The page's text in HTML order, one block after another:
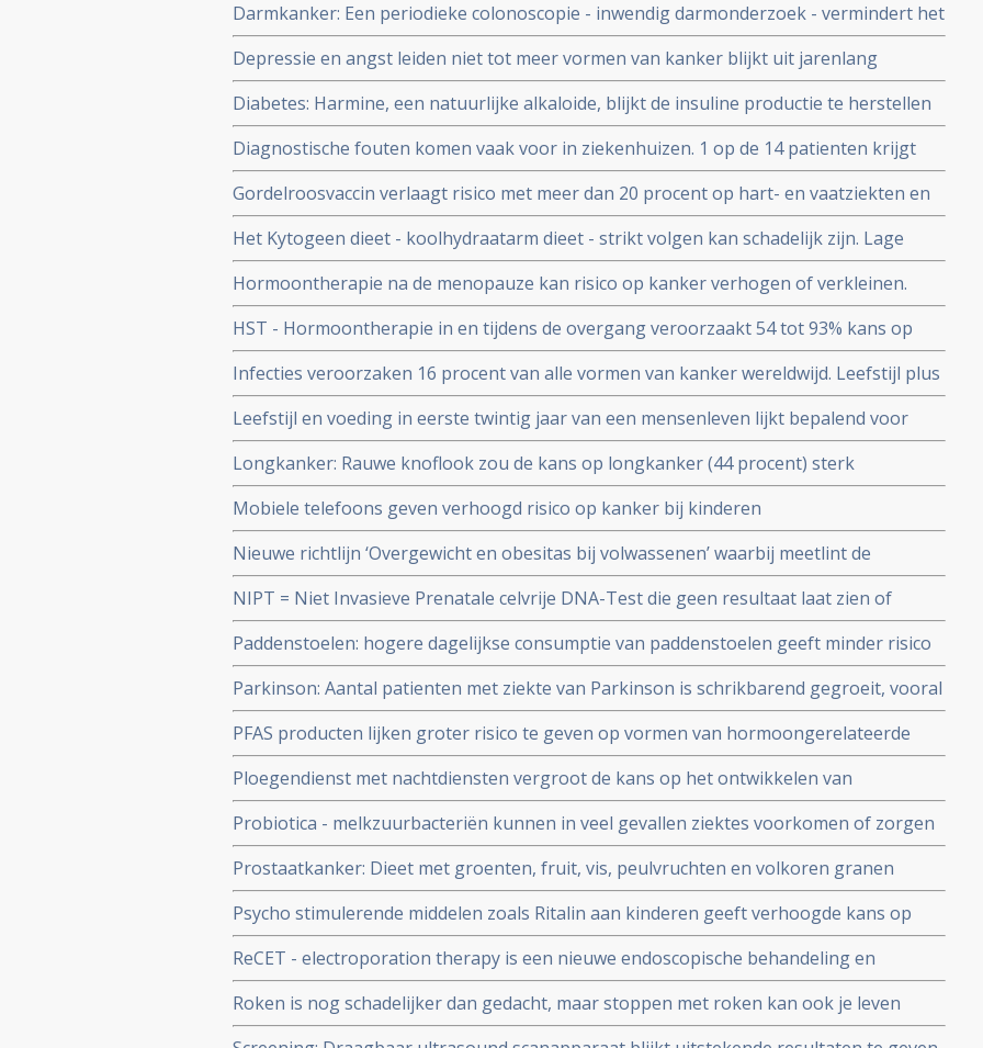
Darmkanker: Een periodieke colonoscopie - inwendig darmonderzoek - vermindert het
risico op darmkanker stadium IIB of hoger met 70%.
Depressie en angst leiden niet tot meer vormen van kanker blijkt uit jarenlang
internationaal onderzoek
Diabetes: Harmine, een natuurlijke alkaloide, blijkt de insuline productie te herstellen
bij diabetes patienten en lijkt uitstekende behandeling om diabetes 1 en 2 te genezen
Diagnostische fouten komen vaak voor in ziekenhuizen. 1 op de 14 patienten krijgt
verkeerde diagnose maar is heel vaak te voorkomen.
Gordelroosvaccin verlaagt risico met meer dan 20 procent op hart- en vaatziekten en
blijft actief beschermen tot wel acht jaar na eerste vaccinatie
Het Kytogeen dieet - koolhydraatarm dieet - strikt volgen kan schadelijk zijn. Lage
hoeveelheid vezels en hoog vetgehalte leidt tot onevenwichtige darmflora.
Hormoontherapie na de menopauze kan risico op kanker verhogen of verkleinen.
Oestrogeen verhoogt. Oestrogeen plus Progesteen verkleint.
HST - Hormoontherapie in en tijdens de overgang veroorzaakt 54 tot 93% kans op
galwegziekte, aldus dubbelblinde gerandomiseerde studie bij ruim 14.000 gezonde
vrouwen
Infecties veroorzaken 16 procent van alle vormen van kanker wereldwijd. Leefstijl plus
infecties zou voor 35 procent verantwoordelijk zijn aldus grote epidemologische
studie in 184 landen
Leefstijl en voeding in eerste twintig jaar van een mensenleven lijkt bepalend voor
risico op krijgen van kanker toont grote Zweedse studie.
Longkanker: Rauwe knoflook zou de kans op longkanker (44 procent) sterk
verminderen. Blijkt uit groot Chinees onderzoek
Mobiele telefoons geven verhoogd risico op kanker bij kinderen
Nieuwe richtlijn ‘Overgewicht en obesitas bij volwassenen’ waarbij meetlint de
weegschaal vervangt
NIPT = Niet Invasieve Prenatale celvrije DNA-Test die geen resultaat laat zien of
abnormale data betekent vaak (52 procent) dat de moeder beginnende kanker heeft
blijkt uit de IDENTIFY studie
Paddenstoelen: hogere dagelijkse consumptie van paddenstoelen geeft minder risico
op krijgen van kanker. Verschil kan oplopen tot 47 procent.
Parkinson: Aantal patienten met ziekte van Parkinson is schrikbarend gegroeit, vooral
door milieuvervuiling als fijnstof en landbouwgif die worden gebruikt in de landbouw
en tuinbouw
PFAS producten lijken groter risico te geven op vormen van hormoongerelateerde
kanker bij vrouwen, zoals eierstokkanker maar ook op een melanoom
Ploegendienst met nachtdiensten vergroot de kans op het ontwikkelen van
eierstokkanker
Probiotica - melkzuurbacteriën kunnen in veel gevallen ziektes voorkomen of zorgen
voor herstel van darmflora na chemo of bestraling
Prostaatkanker: Dieet met groenten, fruit, vis, peulvruchten en volkoren granen
vermindert duidelijk de kans op overlijden aan niet uitgezaaide prostaatkanker bij
diagnose in vergelijking met westers dieet copy 1
Psycho stimulerende middelen zoals Ritalin aan kinderen geeft verhoogde kans op
krijgen van kanker later. Na 3 maanden ontstond een ernstige chromosoom afwijking.
Fase III studie toegevoegd naar effecten van psycho stimulerende middelen op
gezondheid
ReCET - electroporation therapy is een nieuwe endoscopische behandeling en
verbetert glykemische controle en stopt behoefte aan medisch toepassen van insuline
bij patiënten met diabetes type 2
Roken is nog schadelijker dan gedacht, maar stoppen met roken kan ook je leven
verlengen.